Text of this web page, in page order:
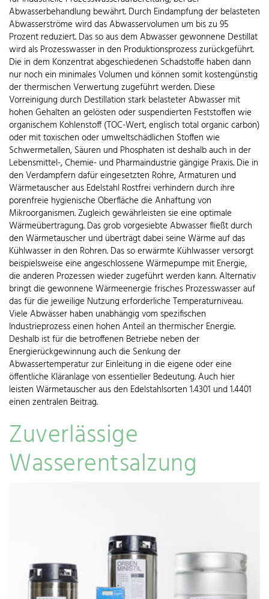
Abwasserbehandlung bewährt. Durch Eindampfung der belasteten
Abwasserströme wird das Abwasservolumen um bis zu 95
Prozent reduziert. Das so aus dem Abwasser gewonnene Destillat
wird als Prozesswasser in den Produktionsprozess zurückgeführt.
Die in dem Konzentrat abgeschiedenen Schadstoffe haben dann
nur noch ein minimales Volumen und können somit kostengünstig
der thermischen Verwertung zugeführt werden. Diese
Vorreinigung durch Destillation stark belasteter Abwasser mit
hohen Gehalten an gelösten oder suspendierten Feststoffen wie
organischem Kohlenstoff (TOC-Wert, englisch total organic carbon)
oder mit toxischen oder umweltschädlichen Stoffen wie
Schwermetallen, Säuren und Phosphaten ist deshalb auch in der
Lebensmittel-, Chemie- und Pharmaindustrie gängige Praxis. Die in
den Verdampfern dafür eingesetzten Rohre, Armaturen und
Wärmetauscher aus Edelstahl Rostfrei verhindern durch ihre
porenfreie hygienische Oberfläche die Anhaftung von
Mikroorganismen. Zugleich gewährleisten sie eine optimale
Wärmeübertragung. Das grob vorgesiebte Abwasser fließt durch
den Wärmetauscher und überträgt dabei seine Wärme auf das
Kühlwasser in den Rohren. Das so erwärmte Kühlwasser versorgt
beispielsweise eine angeschlossene Wärmepumpe mit Energie,
die anderen Prozessen wieder zugeführt werden kann. Alternativ
bringt die gewonnene Wärmeenergie frisches Prozesswasser auf
das für die jeweilige Nutzung erforderliche Temperaturniveau.
Viele Abwässer haben unabhängig vom spezifischen
Industrieprozess einen hohen Anteil an thermischer Energie.
Deshalb ist für die betroffenen Betriebe neben der
Energierückgewinnung auch die Senkung der
Abwassertemperatur zur Einleitung in die eigene oder eine
öffentliche Kläranlage von essentieller Bedeutung. Auch hier
leisten Wärmetauscher aus den Edelstahlsorten 1.4301 und 1.4401
einen zentralen Beitrag.
Zuverlässige
Wasserentsalzung